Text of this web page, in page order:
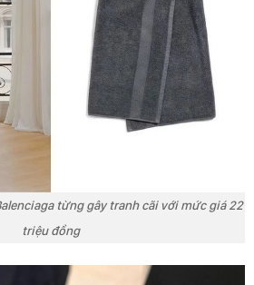
từng gây tranh cãi với mức giá 22
triệu đồng